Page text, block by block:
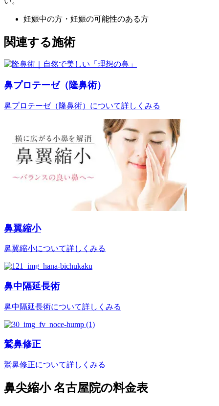
妊娠中の方・妊娠の可能性のある方
関連する施術
鼻プロテーゼ（隆鼻術）
鼻プロテーゼ（隆鼻術）について詳しくみる
鼻翼縮小
鼻翼縮小について詳しくみる
鼻中隔延長術
鼻中隔延長術について詳しくみる
鷲鼻修正
鷲鼻修正について詳しくみる
鼻尖縮小 名古屋院の料金表